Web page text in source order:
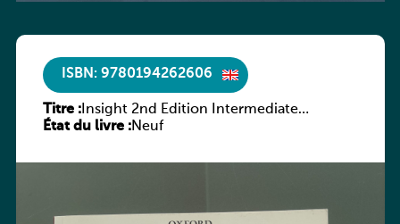
ISBN: 9780194262606
Titre :Insight 2nd Edition Intermediate
Workbook
État du livre :Neuf